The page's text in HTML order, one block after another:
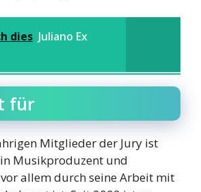
dies Juliano Ex
für
Mitglieder der Jury ist
Musikproduzent und
allem durch seine Arbeit mit